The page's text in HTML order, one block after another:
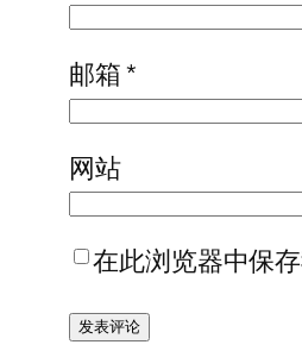
邮箱*
网站
在此浏览器中保